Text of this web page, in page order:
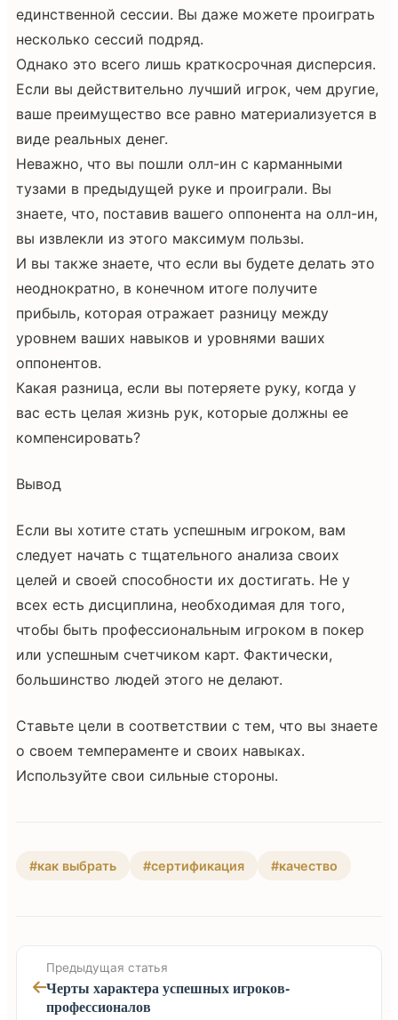
единственной сессии. Вы даже можете проиграть
несколько сессий подряд.
Однако это всего лишь краткосрочная дисперсия.
Если вы действительно лучший игрок, чем другие,
ваше преимущество все равно материализуется в
виде реальных денег.
Неважно, что вы пошли олл-ин с карманными
тузами в предыдущей руке и проиграли. Вы
знаете, что, поставив вашего оппонента на олл-ин,
вы извлекли из этого максимум пользы.
И вы также знаете, что если вы будете делать это
неоднократно, в конечном итоге получите
прибыль, которая отражает разницу между
уровнем ваших навыков и уровнями ваших
оппонентов.
Какая разница, если вы потеряете руку, когда у
вас есть целая жизнь рук, которые должны ее
компенсировать?
Вывод
Если вы хотите стать успешным игроком, вам
следует начать с тщательного анализа своих
целей и своей способности их достигать. Не у
всех есть дисциплина, необходимая для того,
чтобы быть профессиональным игроком в покер
или успешным счетчиком карт. Фактически,
большинство людей этого не делают.
Ставьте цели в соответствии с тем, что вы знаете
о своем темпераменте и своих навыках.
Используйте свои сильные стороны.
#как выбрать #сертификация #качество
Предыдущая статья
Черты характера успешных игроков-
профессионалов